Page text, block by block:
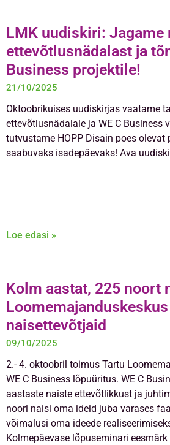
LMK uudiskiri: Jagame
ettevõtlusnädalast ja
Business projektile!
21/10/2025
Oktoobrikuises uudiskirjas vaatame
ettevõtlusnädalale ja WE C Business
tutvustame HOPP Disain poes olevat
saabuvaks isadepäevaks! Ava
Loe edasi »
Kolm aastat, 225 noort
naisettevõtjaid
09/10/2025
2.- 4. oktoobril toimus Tartu
WE C Business lõpuüritus. WE C
aastaste naiste ettevõtlikkust ja
noori naisi oma ideid juba varases
võimalusi oma ideede
Kolmepäevase lõpuseminari eesmärk